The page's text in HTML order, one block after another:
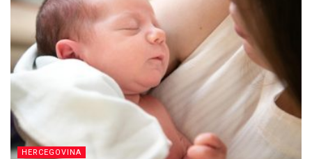
HERCEGOVINA